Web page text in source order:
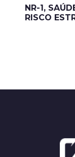
NR-1,
RISCO